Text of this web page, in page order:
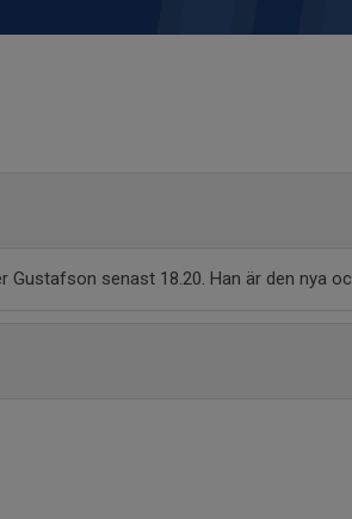
Gustafson senast 18.20. Han är den nya